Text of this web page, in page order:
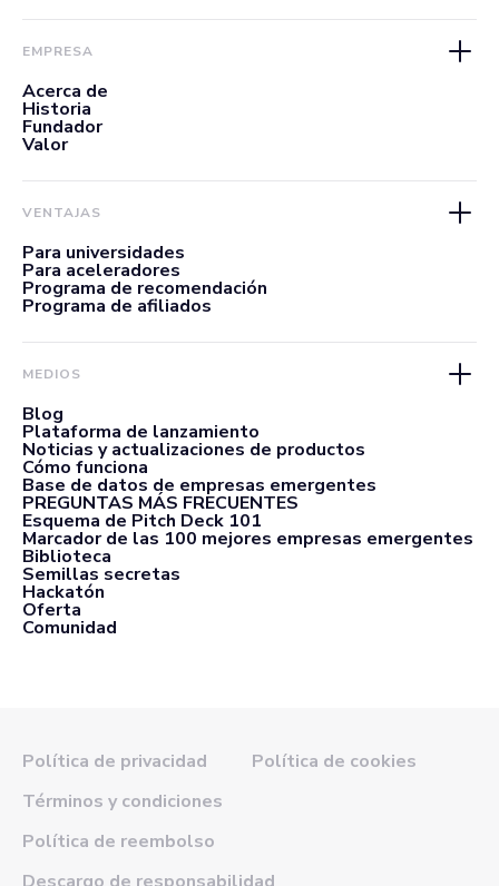
EMPRESA
Acerca de
Historia
Fundador
Valor
VENTAJAS
Para universidades
Para aceleradores
Programa de recomendación
Programa de afiliados
MEDIOS
Blog
Plataforma de lanzamiento
Noticias y actualizaciones de productos
Cómo funciona
Base de datos de empresas emergentes
PREGUNTAS MÁS FRECUENTES
Esquema de Pitch Deck 101
Marcador de las 100 mejores empresas emergentes
Biblioteca
Semillas secretas
Hackatón
Oferta
Comunidad
Política de privacidad
Política de cookies
Términos y condiciones
Política de reembolso
Descargo de responsabilidad